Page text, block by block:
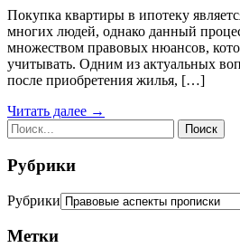
Покупка квартиры в ипотеку
многих людей, однако данный
множеством правовых нюансов,
учитывать. Одним из актуальных
после приобретения жилья, […]
Читать далее →
Рубрики
Рубрики
Метки